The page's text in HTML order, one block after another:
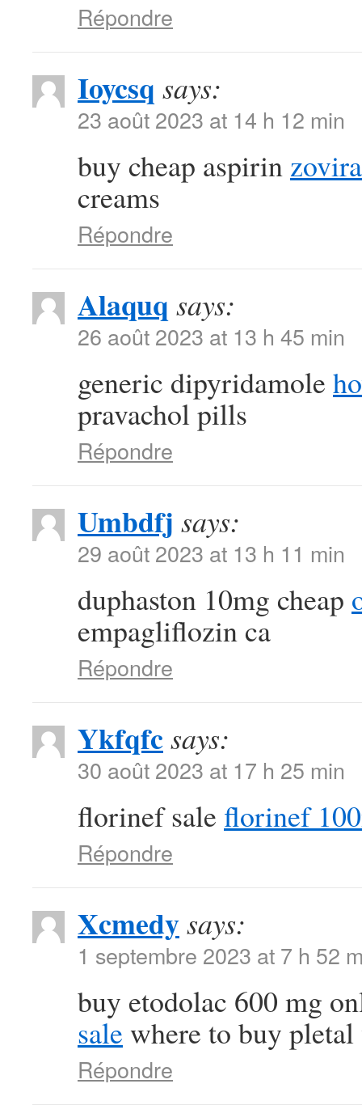
Répondre
Ioycsq says:
23 août 2023 at 14 h 12 min
buy cheap aspirin
creams
Répondre
Alaquq says:
26 août 2023 at 13 h 45 min
generic dipyridamole
pravachol pills
Répondre
Umbdfj says:
29 août 2023 at 13 h 11 min
duphaston 10mg cheap
empagliflozin ca
Répondre
Ykfqfcsays:
30 août 2023 at 17 h 25 min
florinef sale florinef
Répondre
Xcmedysays:
1 septembre 2023 at 7 h 52
buy etodolac 600 mg
sale where to buy
Répondre